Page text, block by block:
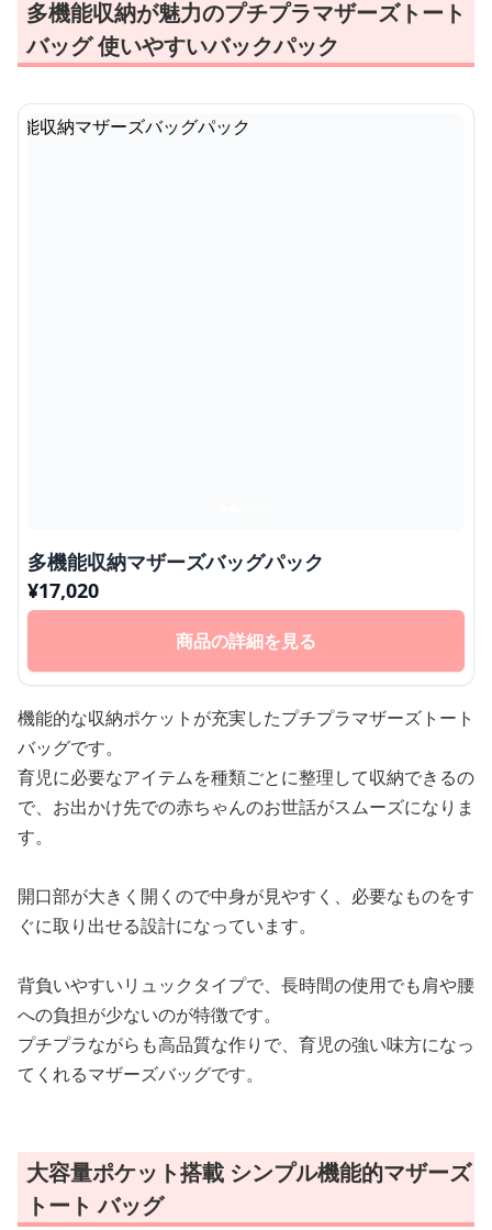
多機能収納が魅力のプチプラマザーズトート
バッグ 使いやすいバックパック
多機能収納マザーズバッグパック
¥17,020
商品の詳細を見る
機能的な収納ポケットが充実したプチプラマザーズトート
バッグです。
育児に必要なアイテムを種類ごとに整理して収納できるの
で、お出かけ先での赤ちゃんのお世話がスムーズになりま
す。
開口部が大きく開くので中身が見やすく、必要なものをす
ぐに取り出せる設計になっています。
背負いやすいリュックタイプで、長時間の使用でも肩や腰
への負担が少ないのが特徴です。
プチプラながらも高品質な作りで、育児の強い味方になっ
てくれるマザーズバッグです。
大容量ポケット搭載 シンプル機能的マザーズ
トート バッグ